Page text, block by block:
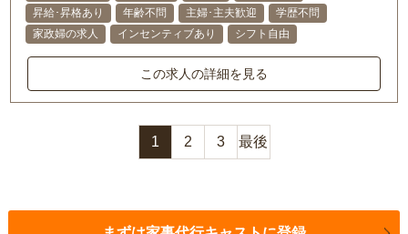
昇給･昇格あり
年齢不問 主婦･主夫歓迎
学歴不問
家政婦の求人
インセンティブあり シフト自由
この求人の詳細を見る
1 2 3 最後